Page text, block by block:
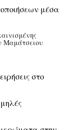
μέσα
Μαμάτσειου
στο